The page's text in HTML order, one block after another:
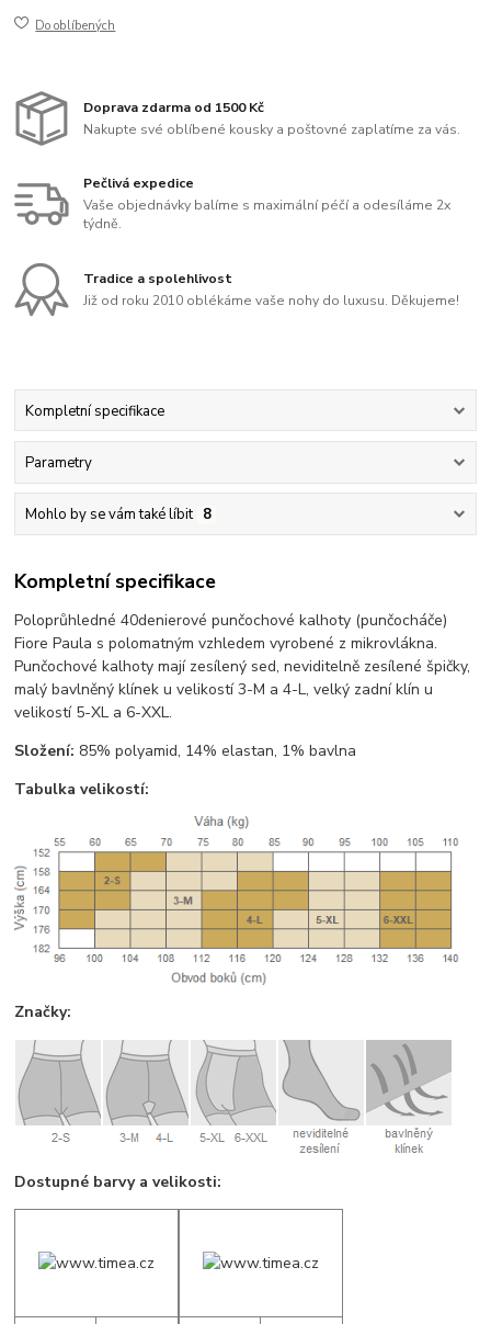
Do oblíbených
Doprava zdarma od 1500 Kč
Nakupte své oblíbené kousky a poštovné zaplatíme za vás.
Pečlivá expedice
Vaše objednávky balíme s maximální péčí a odesíláme 2x
týdně.
Tradice a spolehlivost
Již od roku 2010 oblékáme vaše nohy do luxusu. Děkujeme!
Kompletní specifikace
Parametry
Mohlo by se vám také líbit 8
Kompletní specifikace
Poloprůhledné 40denierové punčochové kalhoty (punčocháče)
Fiore Paula s polomatným vzhledem vyrobené z mikrovlákna.
Punčochové kalhoty mají zesílený sed, neviditelně zesílené špičky,
malý bavlněný klínek u velikostí 3-M a 4-L, velký zadní klín u
velikostí 5-XL a 6-XXL.
Složení: 85% polyamid, 14% elastan, 1% bavlna
Tabulka velikostí:
Značky:
Dostupné barvy a velikosti: